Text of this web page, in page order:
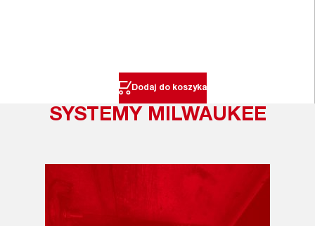
Dodaj do koszyka
SYSTEMY MILWAUKEE